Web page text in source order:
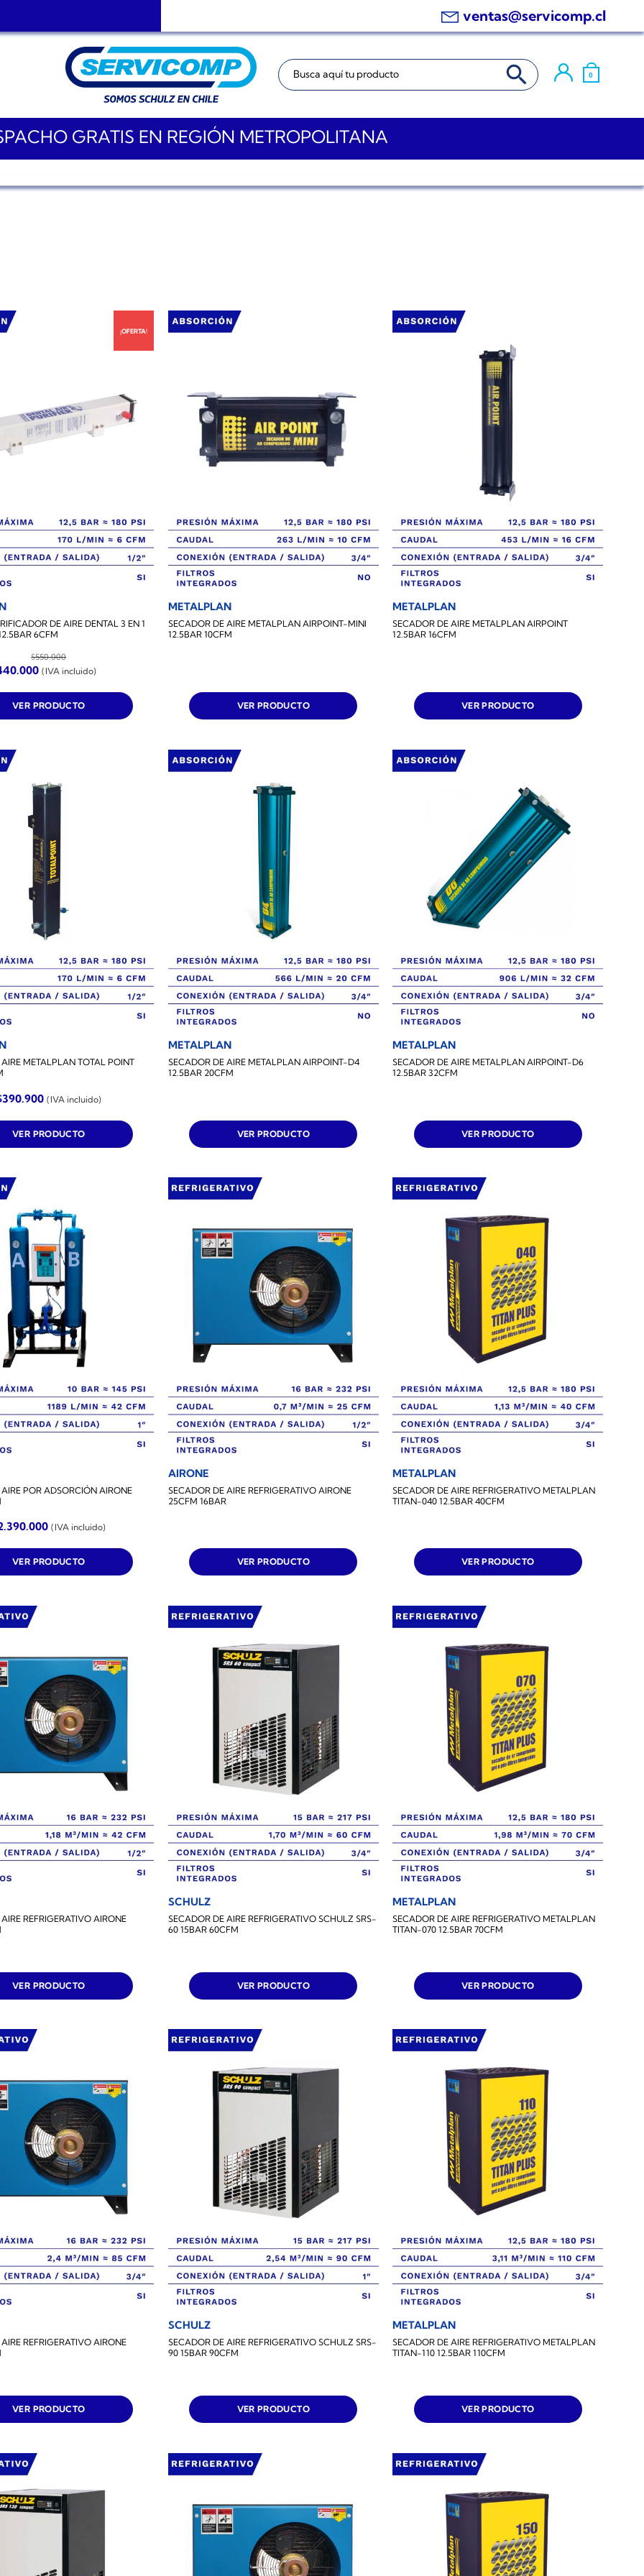
ventas@servicomp.cl
Buscar: BOTÓN DE BÚSQUEDA
0
GRATIS EN REGIÓN METROPOLITANA
¡OFERTA!
DE AIRE DENTAL 3 EN 1
6CFM
$550.000
El
precio
actual
es:
$440.000.
(IVA incluido)
VER PRODUCTO
METALPLAN
SECADOR DE AIRE METALPLAN AIRPOINT-MINI
12.5BAR 10CFM
VER PRODUCTO
METALPLAN
SECADOR DE AIRE METALPLAN AIRPOINT
12.5BAR 16CFM
VER PRODUCTO
METALPLAN TOTAL POINT
390.900 (IVA incluido)
VER PRODUCTO
METALPLAN
SECADOR DE AIRE METALPLAN AIRPOINT-D4
12.5BAR 20CFM
VER PRODUCTO
METALPLAN
SECADOR DE AIRE METALPLAN AIRPOINT-D6
12.5BAR 32CFM
VER PRODUCTO
POR ADSORCIÓN AIRONE
(IVA incluido)
VER PRODUCTO
AIRONE
SECADOR DE AIRE REFRIGERATIVO AIRONE
25CFM 16BAR
VER PRODUCTO
METALPLAN
SECADOR DE AIRE REFRIGERATIVO METALPLAN
TITAN-040 12.5BAR 40CFM
VER PRODUCTO
REFRIGERATIVO AIRONE
VER PRODUCTO
SCHULZ
SECADOR DE AIRE REFRIGERATIVO SCHULZ SRS-
60 15BAR 60CFM
VER PRODUCTO
METALPLAN
SECADOR DE AIRE REFRIGERATIVO METALPLAN
TITAN-070 12.5BAR 70CFM
VER PRODUCTO
REFRIGERATIVO AIRONE
VER PRODUCTO
SCHULZ
SECADOR DE AIRE REFRIGERATIVO SCHULZ SRS-
90 15BAR 90CFM
VER PRODUCTO
METALPLAN
SECADOR DE AIRE REFRIGERATIVO METALPLAN
TITAN-110 12.5BAR 110CFM
VER PRODUCTO